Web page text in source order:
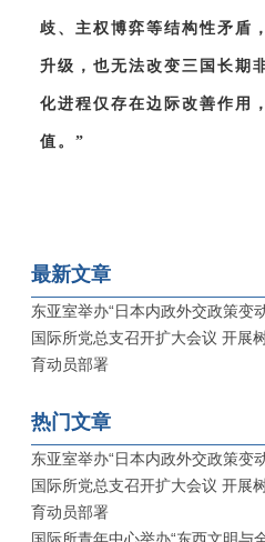
歧、主权博弈等结构性矛盾
升级，也无法改变三国长期
化进程仅存在边际改善作用
值。”
最新文章
东亚室举办“日本内政外交政策变
国际所党总支召开扩大会议 开展
育动员部署
热门文章
东亚室举办“日本内政外交政策变
国际所党总支召开扩大会议 开展
育动员部署
国际所青年中心举办“东西文明与